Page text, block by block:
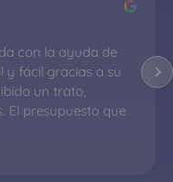
con la ayuda de
y fácil gracias a su
un trato,
El presupuesto que